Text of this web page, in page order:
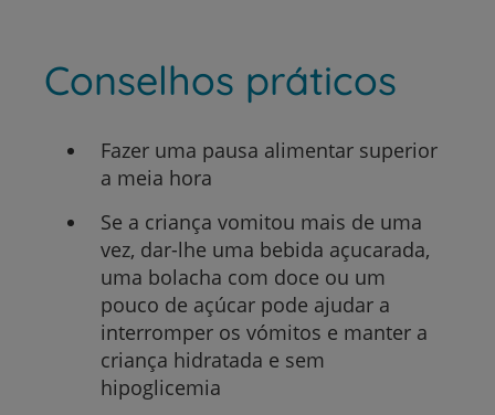
Conselhos práticos
Fazer uma pausa alimentar superior
a meia hora
Se a criança vomitou mais de uma
vez, dar-lhe uma bebida açucarada,
uma bolacha com doce ou um
pouco de açúcar pode ajudar a
interromper os vómitos e manter a
criança hidratada e sem
hipoglicemia